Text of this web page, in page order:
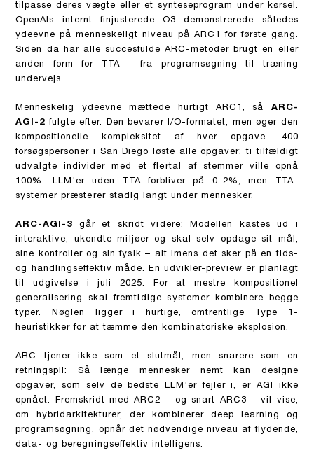
tilpasse deres vægte eller et synteseprogram under kørsel.
OpenAIs internt finjusterede O3 demonstrerede således
ydeevne på menneskeligt niveau på ARC1 for første gang.
Siden da har alle succesfulde ARC-metoder brugt en eller
anden form for TTA - fra programsøgning til træning
undervejs.
Menneskelig ydeevne mættede hurtigt ARC1, så ARC-
AGI-2 fulgte efter. Den bevarer I/O-formatet, men øger den
kompositionelle kompleksitet af hver opgave. 400
forsøgspersoner i San Diego løste alle opgaver; ti tilfældigt
udvalgte individer med et flertal af stemmer ville opnå
100%. LLM'er uden TTA forbliver på 0-2%, men TTA-
systemer præsterer stadig langt under mennesker.
ARC-AGI-3 går et skridt videre: Modellen kastes ud i
interaktive, ukendte miljøer og skal selv opdage sit mål,
sine kontroller og sin fysik – alt imens det sker på en tids-
og handlingseffektiv måde. En udvikler-preview er planlagt
til udgivelse i juli 2025. For at mestre kompositionel
generalisering skal fremtidige systemer kombinere begge
typer. Nøglen ligger i hurtige, omtrentlige Type 1-
heuristikker for at tæmme den kombinatoriske eksplosion.
ARC tjener ikke som et slutmål, men snarere som en
retningspil: Så længe mennesker nemt kan designe
opgaver, som selv de bedste LLM'er fejler i, er AGI ikke
opnået. Fremskridt med ARC2 – og snart ARC3 – vil vise,
om hybridarkitekturer, der kombinerer deep learning og
programsøgning, opnår det nødvendige niveau af flydende,
data- og beregningseffektiv intelligens.